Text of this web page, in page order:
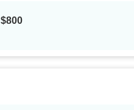
$800